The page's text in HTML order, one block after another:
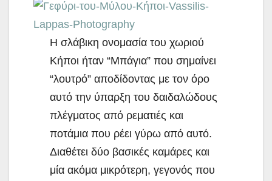
Η σλάβικη ονομασία του χωριού
Κήποι ήταν “Μπάγια” που σημαίνει
“λουτρό” αποδίδοντας με τον όρο
αυτό την ύπαρξη του δαιδαλώδους
πλέγματος από ρεματιές και
ποτάμια που ρέει γύρω από αυτό.
Διαθέτει δύο βασικές καμάρες και
μία ακόμα μικρότερη, γεγονός που